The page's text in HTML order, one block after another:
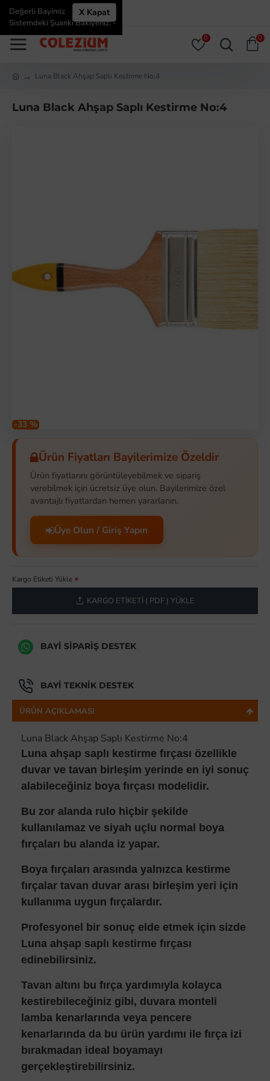
ÜYE GIRIŞI ÜYE OL
0 0
X Kapat
Değerli Bayimiz
Sistemdeki Şuanki Bakiyeniz: -
Luna Black Ahşap Saplı Kestirme No:4
Luna Black Ahşap Saplı Kestirme No:4
-33 %
Ürün Fiyatları Bayilerimize Özeldir
Ürün fiyatlarını görüntüleyebilmek ve sipariş
verebilmek için ücretsiz üye olun. Bayilerimize özel
avantajlı fiyatlardan hemen yararlanın.
Üye Olun / Giriş Yapın
Kargo Etiketi Yükle
KARGO ETIKETI ( PDF ) YÜKLE
BAYI SIPARIŞ DESTEK
BAYI TEKNIK DESTEK
ÜRÜN AÇIKLAMASI
Luna Black Ahşap Saplı Kestirme No:4
Luna ahşap saplı kestirme fırçası özellikle
duvar ve tavan birleşim yerinde en iyi sonuç
alabileceğiniz boya fırçası modelidir.
Bu zor alanda rulo hiçbir şekilde
kullanılamaz ve siyah uçlu normal boya
fırçaları bu alanda iz yapar.
Boya fırçaları arasında yalnızca kestirme
fırçalar tavan duvar arası birleşim yeri için
kullanıma uygun fırçalardır.
Profesyonel bir sonuç elde etmek için sizde
Luna ahşap saplı kestirme fırçası
edinebilirsiniz.
Tavan altını bu fırça yardımıyla kolayca
kestirebileceğiniz gibi, duvara monteli
lamba kenarlarında veya pencere
kenarlarında da bu ürün yardımı ile fırça izi
bırakmadan ideal boyamayı
gerçekleştirebilirsiniz.